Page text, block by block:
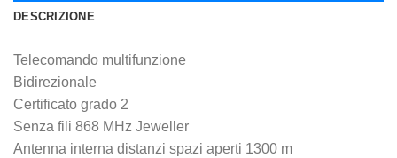
DESCRIZIONE
Telecomando multifunzione
Bidirezionale
Certificato grado 2
Senza fili 868 MHz Jeweller
Antenna interna distanzi spazi aperti 1300 m